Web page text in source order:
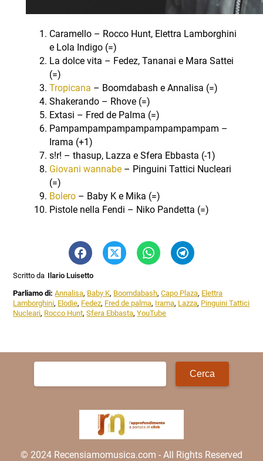
Caramello – Rocco Hunt, Elettra Lamborghini
e Lola Indigo (=)
La dolce vita – Fedez, Tananai e Mara Sattei
(=)
Tropicana – Boomdabash e Annalisa (=)
Shakerando – Rhove (=)
Extasi – Fred de Palma (=)
Pampampampampampampampampam –
Irama (+1)
s!r! – thasup, Lazza e Sfera Ebbasta (-1)
Giovani wannabe– Pinguini Tattici Nucleari
(=)
Bolero– Baby K e Mika (=)
Pistole nella Fendi – Niko Pandetta (=)
Scritto da Ilario Luisetto
Parliamo di:Annalisa, Baby K, Boomdabash,Capo Plaza, Elettra
Lamborghini, Elodie, Fedez, Fred de palma, Irama, Lazza, Pinguini Tattici
Nucleari, Rocco Hunt,Sfera Ebbasta,YouTube
Ricerca
© 2024 Recensiamomusica.com - All Rights Reserved